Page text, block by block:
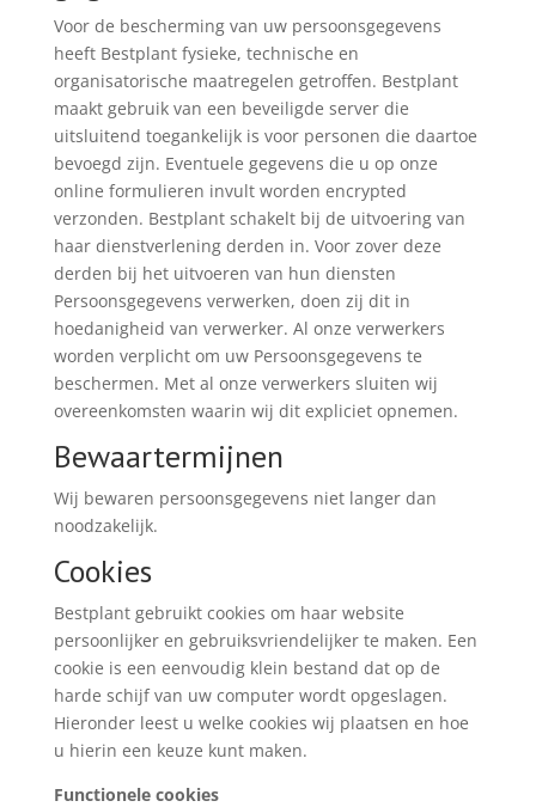
Voor de bescherming van uw persoonsgegevens
heeft Bestplant fysieke, technische en
organisatorische maatregelen getroffen. Bestplant
maakt gebruik van een beveiligde server die
uitsluitend toegankelijk is voor personen die daartoe
bevoegd zijn. Eventuele gegevens die u op onze
online formulieren invult worden encrypted
verzonden. Bestplant schakelt bij de uitvoering van
haar dienstverlening derden in. Voor zover deze
derden bij het uitvoeren van hun diensten
Persoonsgegevens verwerken, doen zij dit in
hoedanigheid van verwerker. Al onze verwerkers
worden verplicht om uw Persoonsgegevens te
beschermen. Met al onze verwerkers sluiten wij
overeenkomsten waarin wij dit expliciet opnemen.
Bewaartermijnen
Wij bewaren persoonsgegevens niet langer dan
noodzakelijk.
Cookies
Bestplant gebruikt cookies om haar website
persoonlijker en gebruiksvriendelijker te maken. Een
cookie is een eenvoudig klein bestand dat op de
harde schijf van uw computer wordt opgeslagen.
Hieronder leest u welke cookies wij plaatsen en hoe
u hierin een keuze kunt maken.
Functionele cookies